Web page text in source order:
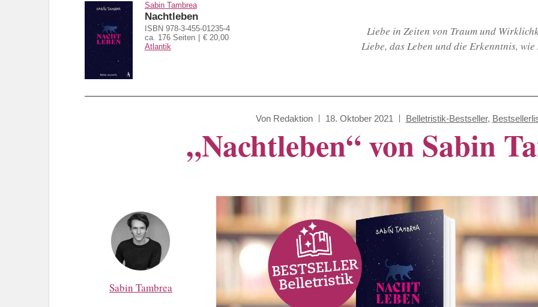
Sabin Tambrea
Nachtleben
ISBN 978-3-455-01235-4
ca. 176 Seiten
€ 20,00
Atlantik
Liebe in Zeiten von Traum und
Liebe, das Leben und die Erkenntnis,
Von Redaktion 18. Oktober 2021 Belletristik-Bestseller,
„Nachtleben“ von Sabin
Sabin Tambrea